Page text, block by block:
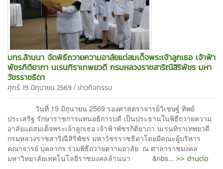
มทร.ล้านนา จัดพิธีถวายความอาลัยแด่สมเด็จพระเจ้าลูกเธอ เจ้าฟ้า
พัชรกิติยาภา นเรนทิราเทพยวดี กรมหลวงราชสาริณีสิริพัชร มหา
วัชรราชธิดา
ศุกร์ 19 มิถุนายน 2569 / ข่าวกิจกรรม
วันที่ 19 มิถุนายน 2569 รองศาสตราจารย์วิเชษฐ์ ทิพย์
ประเสริฐ รักษาราชการแทนอธิการบดี เป็นประธานในพิธีถวายความ
อาลัยแด่สมเด็จพระเจ้าลูกเธอ เจ้าฟ้าพัชรกิติยาภา นเรนทิราเทพยวดี
กรมหลวงราชสาริณีสิริพัชร มหาวัชรราชธิดาโดยมีคณะผู้บริหาร
คณาจารย์ บุคลากร ร่วมพิธีถวายความอาลัย ณ ศาลาราชมงคล
มหาวิทยาลัยเทคโนโลยีราชมงคลล้านนา &nbs... >> อ่านต่อ